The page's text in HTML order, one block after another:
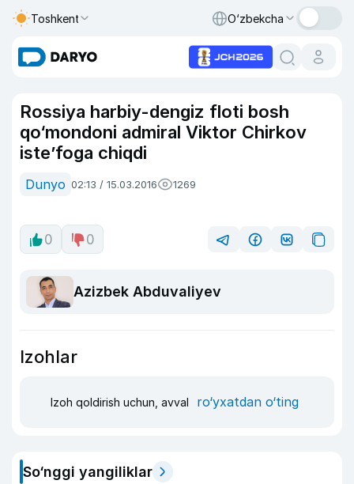
Toshkent O‘zbekcha
Rossiya harbiy-dengiz floti bosh
qo‘mondoni admiral Viktor Chirkov
iste’foga chiqdi
Dunyo 02:13 / 15.03.2016 1269
0 0
Azizbek Abduvaliyev
Izohlar
Izoh qoldirish uchun, avval ro‘yxatdan o‘ting
So‘nggi yangiliklar